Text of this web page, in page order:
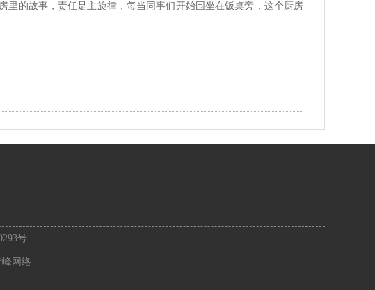
里的故事，责任是主旋律，每当同事们开始围坐在饭桌旁，这个厨房
号
网络